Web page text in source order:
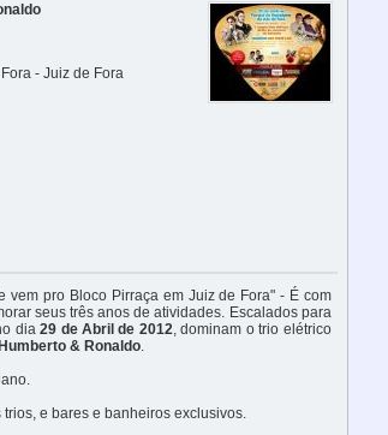
- Juiz de Fora
vem pro Bloco Pirraça em Juiz de Fora" - É com
seus três anos de atividades. Escalados para
dia29 de Abril de 2012, dominam o trio elétrico
& Ronaldo.
e bares e banheiros exclusivos.